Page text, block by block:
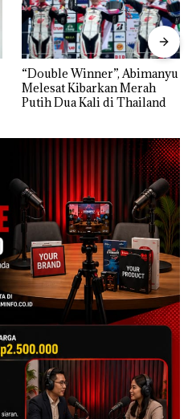
“Double Winner”, Abimanyu
Melesat Kibarkan Merah
Putih Dua Kali di Thailand